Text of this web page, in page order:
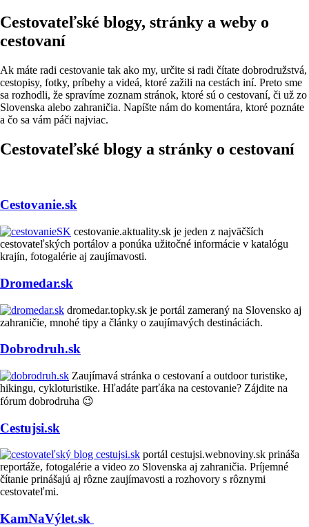
Cestovateľské blogy, stránky a weby o
cestovaní
Ak máte radi cestovanie tak ako my, určite si radi čítate dobrodružstvá,
cestopisy, fotky, príbehy a videá, ktoré zažili na cestách iní. Preto sme
sa rozhodli, že spravíme zoznam stránok, ktoré sú o cestovaní, či už zo
Slovenska alebo zahraničia. Napíšte nám do komentára, ktoré poznáte
a čo sa vám páči najviac.
Cestovateľské blogy a stránky o cestovaní
Cestovanie.sk
cestovanie.aktuality.sk je jeden z najväčších
cestovateľských portálov a ponúka užitočné informácie v katalógu
krajín, fotogalérie aj zaujímavosti.
Dromedar.sk
dromedar.topky.sk je portál zameraný na Slovensko aj
zahraničie, mnohé tipy a články o zaujímavých destináciách.
Dobrodruh.sk
Zaujímavá stránka o cestovaní a outdoor turistike,
hikingu, cykloturistike. Hľadáte parťáka na cestovanie? Zájdite na
fórum dobrodruha 😉
Cestujsi.sk
portál cestujsi.webnoviny.sk prináša
reportáže, fotogalérie a video zo Slovenska aj zahraničia. Príjemné
čítanie prinášajú aj rôzne zaujímavosti a rozhovory s rôznymi
cestovateľmi.
KamNaVýlet.sk